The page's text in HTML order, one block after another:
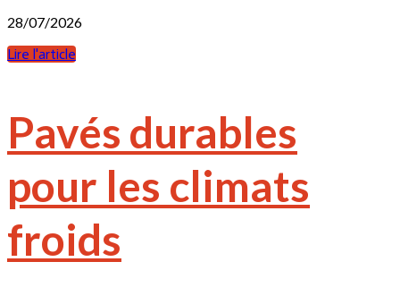
28/07/2026
Lire l'article
Pavés durables
pour les climats
froids